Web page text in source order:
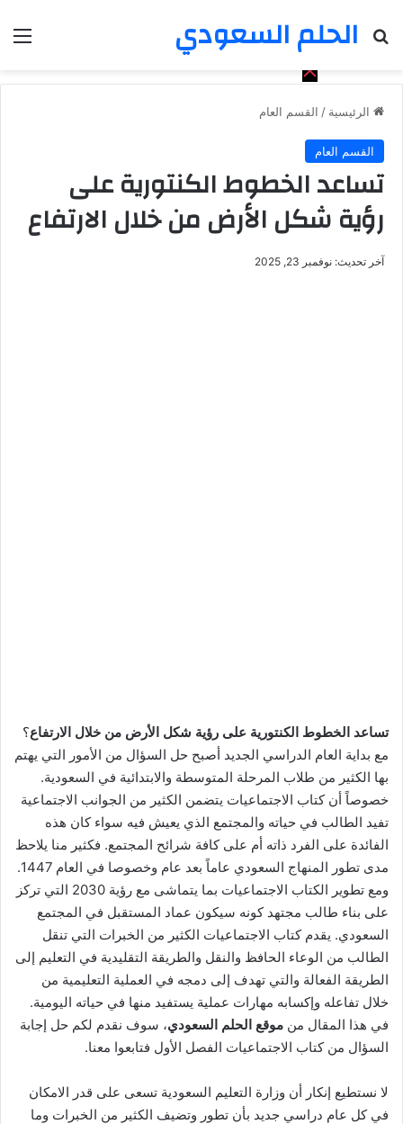
الحلم السعودي
بحث عن
الرئيسية / القسم العام
القسم العام
تساعد الخطوط الكنتورية على
رؤية شكل الأرض من خلال الارتفاع
آخر تحديث: نوفمبر 23, 2025
تساعد الخطوط الكنتورية على رؤية شكل الأرض من خلال الارتفاع؟
مع بداية العام الدراسي الجديد أصبح حل السؤال من الأمور التي يهتم
بها الكثير من طلاب المرحلة المتوسطة والابتدائية في السعودية.
خصوصاً أن كتاب الاجتماعيات يتضمن الكثير من الجوانب الاجتماعية
تفيد الطالب في حياته والمجتمع الذي يعيش فيه سواء كان هذه
الفائدة على الفرد ذاته أم على كافة شرائح المجتمع. فكثير منا يلاحظ
مدى تطور المنهاج السعودي عاماً بعد عام وخصوصا في العام 1447.
ومع تطوير الكتاب الاجتماعيات بما يتماشى مع رؤية 2030 التي تركز
على بناء طالب مجتهد كونه سيكون عماد المستقبل في المجتمع
السعودي. يقدم كتاب الاجتماعيات الكثير من الخبرات التي تنقل
الطالب من الوعاء الحافظ والنقل والطريقة التقليدية في التعليم إلى
الطريقة الفعالة والتي تهدف إلى دمجه في العملية التعليمية من
خلال تفاعله وإكسابه مهارات عملية يستفيد منها في حياته اليومية.
في هذا المقال من موقع الحلم السعودي، سوف نقدم لكم حل إجابة
السؤال من كتاب الاجتماعيات الفصل الأول فتابعوا معنا.
لا نستطيع إنكار أن وزارة التعليم السعودية تسعى على قدر الامكان
في كل عام دراسي جديد بأن تطور وتضيف الكثير من الخبرات وما